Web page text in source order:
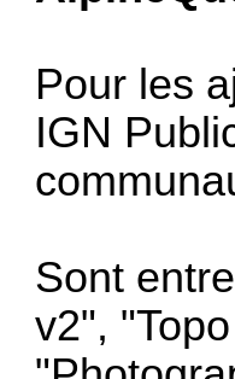
Pour les
IGN
Sont
v2",